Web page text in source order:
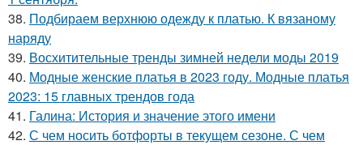
38. Подбираем верхнюю одежду к платью. К вязаному
наряду
39. Восхитительные тренды зимней недели моды 2019
40. Модные женские платья в 2023 году. Модные платья
2023: 15 главных трендов года
41. Галина: История и значение этого имени
42. С чем носить ботфорты в текущем сезоне. С чем